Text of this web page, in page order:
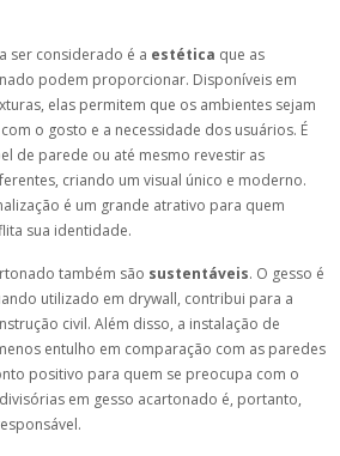
ser considerado é a estética que as
podem proporcionar. Disponíveis em
elas permitem que os ambientes sejam
o gosto e a necessidade dos usuários. É
de parede ou até mesmo revestir as
criando um visual único e moderno.
é um grande atrativo para quem
sua identidade.
também são sustentáveis. O gesso é
utilizado em drywall, contribui para a
civil. Além disso, a instalação de
entulho em comparação com as paredes
positivo para quem se preocupa com o
em gesso acartonado é, portanto,